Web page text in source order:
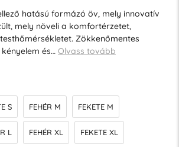
hatású formázó öv, mely innovatív
mely növeli a komfortérzetet,
Zökkenőmentes
és… Olvass tovább
S FEHÉR M FEKETE M
L FEHÉR XL FEKETE XL